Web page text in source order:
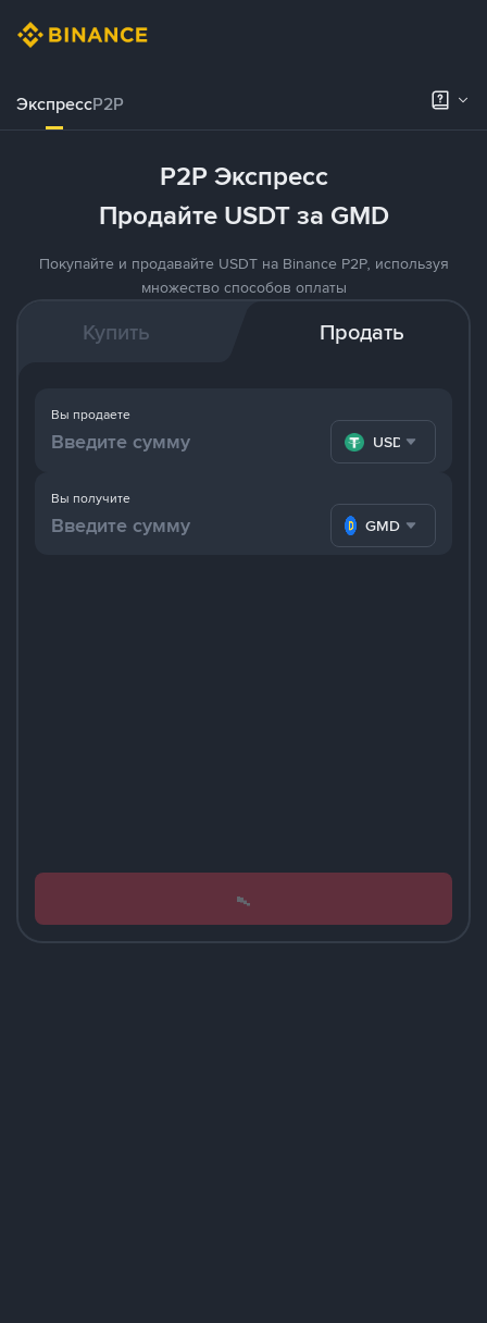
ЭкспрессP2P
P2P Экспресс
Продайте USDT за GMD
Покупайте и продавайте USDT на Binance P2P, используя
множество способов оплаты
Купить Продать
Вы получите
GMD
Вы продаете
USDT